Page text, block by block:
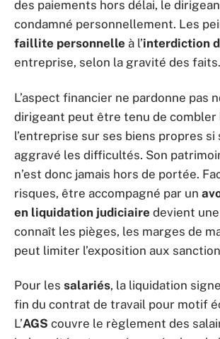
des paiements hors délai, le
condamné personnellement. Les
faillite personnelle à l’interdiction
entreprise, selon la gravité des faits.
L’aspect financier ne pardonne pas
dirigeant peut être tenu de combler
l’entreprise sur ses biens propres si
aggravé les difficultés. Son
n’est donc jamais hors de portée.
risques, être accompagné par un
en liquidation judiciaire devient
connaît les pièges, les marges de
peut limiter l’exposition aux
Pour les salariés, la liquidation
fin du contrat de travail pour motif
L’AGS couvre le règlement des